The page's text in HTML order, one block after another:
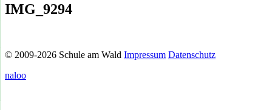
IMG_9294
© 2009-2026 Schule am Wald Impressum Datenschutz
naloo